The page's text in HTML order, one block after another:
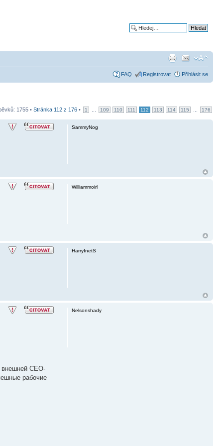
FAQ Registrovat Přihlásit se
1755 • Stránka 112 z 176 • 1 109 110 111 112 113 114 115 176
SammyNog
Williammoirl
HarryInetS
внешней СЕО-
рабочие
Nelsonshady